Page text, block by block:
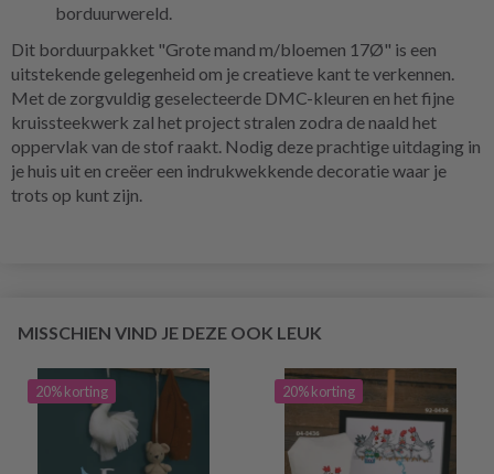
borduurwereld.
Dit borduurpakket "Grote mand m/bloemen 17Ø" is een
uitstekende gelegenheid om je creatieve kant te verkennen.
Met de zorgvuldig geselecteerde DMC-kleuren en het fijne
kruissteekwerk zal het project stralen zodra de naald het
oppervlak van de stof raakt. Nodig deze prachtige uitdaging in
je huis uit en creëer een indrukwekkende decoratie waar je
trots op kunt zijn.
MISSCHIEN VIND JE DEZE OOK LEUK
20% korting 20% korting